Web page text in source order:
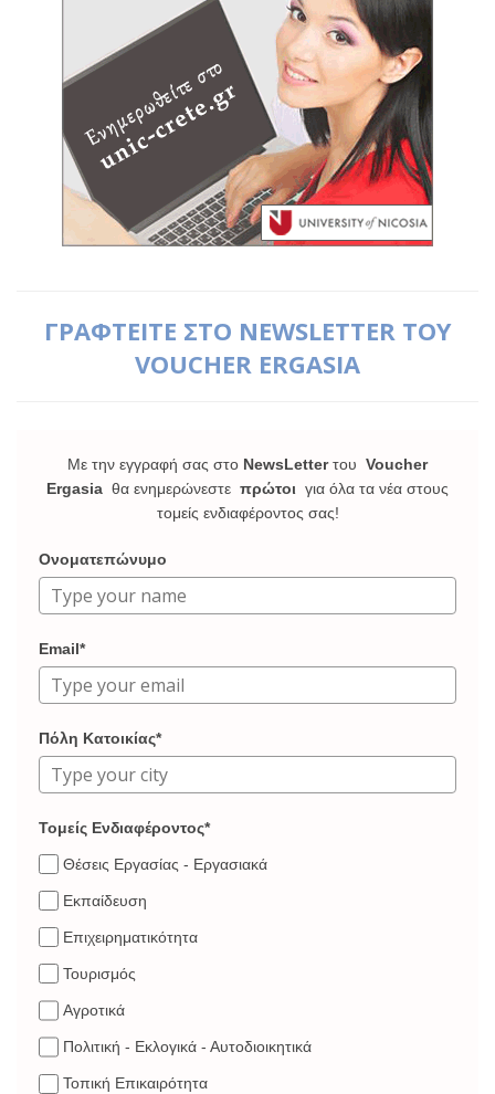
ΓΡΑΦΤΕΙΤΕ ΣΤΟ NEWSLETTER ΤΟΥ
VOUCHER ERGASIA
Με την εγγραφή σας στο NewsLetterτου Voucher
Ergasia θα ενημερώνεστε πρώτοι για όλα τα νέα στους
τομείς ενδιαφέροντος σας!
Ονοματεπώνυμο
Email*
Πόλη Κατοικίας*
Τομείς Ενδιαφέροντος*
Θέσεις Εργασίας - Εργασιακά
Εκπαίδευση
Επιχειρηματικότητα
Τουρισμός
Αγροτικά
Πολιτική - Εκλογικά - Αυτοδιοικητικά
Τοπική Επικαιρότητα